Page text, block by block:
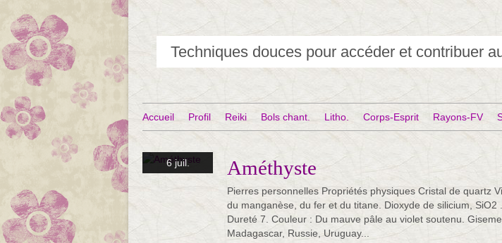
Accueil Profil Reiki Bols chant. Litho. Corps-Esprit Rayons-FV
6 juil. Améthyste
Pierres personnelles Propriétés physiques Cristal de quartz
du manganèse, du fer et du titane. Dioxyde de silicium, SiO2
Dureté 7. Couleur : Du mauve pâle au violet soutenu.
Madagascar, Russie, Uruguay...